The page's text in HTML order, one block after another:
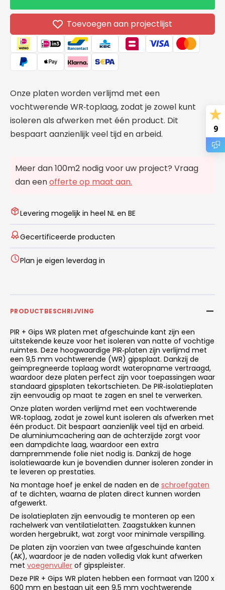
Gips
Isolatieplaat
1200x600x20mm+9,5mm
Gips
Toevoegen aan projectlijst
Onze platen worden verlijmd met een
vochtwerende WR‑toplaag, zodat je zowel kunt
isoleren als afwerken met één product. Dit
bespaart aanzienlijk veel tijd en arbeid.
Meer dan 100m2 nodig voor uw project? Vraag
dan eenofferte op maat aan.
Levering mogelijk in heel NL en BE
Gecertificeerde producten
Plan je eigen leverdag in
PRODUCTBESCHRIJVING
PIR + Gips WR platen met afgeschuinde kant zijn een
uitstekende keuze voor het isoleren van natte of vochtige
ruimtes. Deze hoogwaardige PIR‑platen zijn verlijmd met
een 9,5 mm vochtwerende (WR) gipsplaat. Dankzij de
geïmpregneerde toplaag wordt wateropname vertraagd,
waardoor deze platen perfect zijn voor toepassingen waar
standaard gipsplaten tekortschieten. De PIR‑isolatieplaten
zijn eenvoudig op maat te zagen en snel te verwerken.
Onze platen worden verlijmd met een vochtwerende
WR‑toplaag, zodat je zowel kunt isoleren als afwerken met
één product. Dit bespaart aanzienlijk veel tijd en arbeid.
De aluminiumcachering aan de achterzijde zorgt voor
een dampdichte laag, waardoor een extra
dampremmende folie niet nodig is. Dankzij de hoge
isolatiewaarde kun je bovendien dunner isoleren zonder in
te leveren op prestaties.
Na montage hoef je enkel de naden en de schroefgaten
af te dichten, waarna de platen direct kunnen worden
afgewerkt.
De isolatieplaten zijn eenvoudig te monteren op een
rachelwerk van ventilatielatten. Zaagstukken kunnen
worden hergebruikt, wat zorgt voor minimale verspilling.
De platen zijn voorzien van twee afgeschuinde kanten
(AK), waardoor je de naden volledig vlak kunt afwerken
met voegenvuller of gipspleister.
Deze PIR + Gips WR platen hebben een formaat van 1200 x
600 mm en bestaan uit een 9,5 mm vochtwerende
9